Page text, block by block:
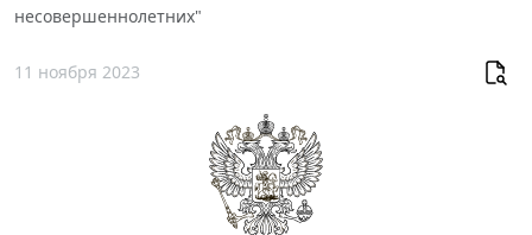
несовершеннолетних"
11 ноября 2023